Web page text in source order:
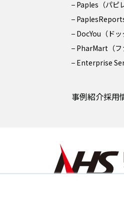
Paples（パピ
DocYou（ドッ
PharMart（フ
Enterprise
事例紹介採用